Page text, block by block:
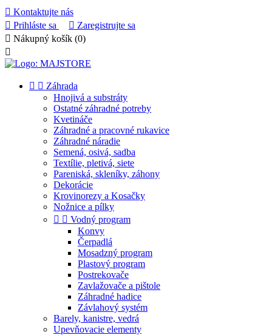
 Kontaktujte nás
 Prihláste sa  Zaregistrujte sa
 Nákupný košík (0)

  Záhrada
Hnojivá a substráty
Ostatné záhradné potreby
Kvetináče
Záhradné a pracovné rukavice
Záhradné náradie
Semená, osivá, sadba
Textílie, pletivá, siete
Pareniská, skleníky, záhony
Dekorácie
Krovinorezy a Kosačky
Nožnice a pílky
  Vodný program
Konvy
Čerpadlá
Mosadzný program
Plastový program
Postrekovače
Zavlažovače a pištole
Záhradné hadice
Závlahový systém
Barely, kanistre, vedrá
Upevňovacie elementy